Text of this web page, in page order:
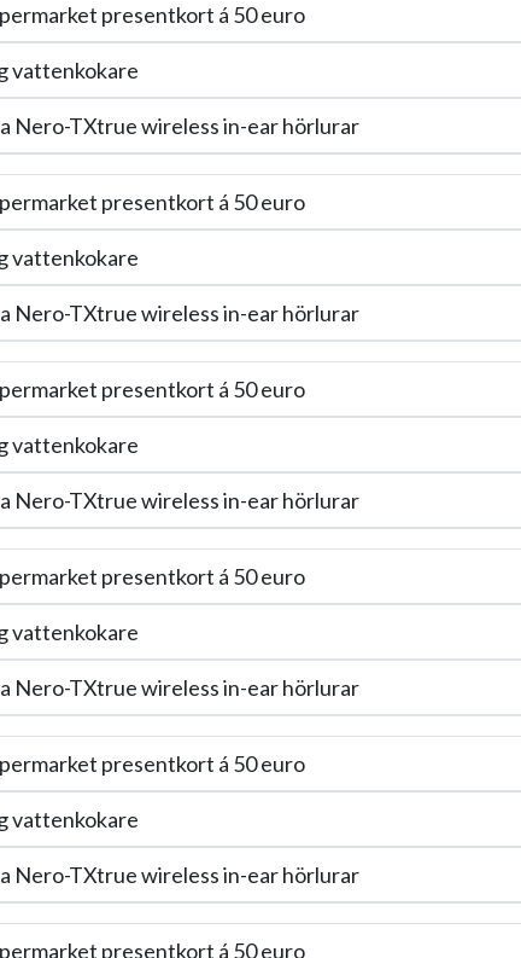
presentkort á 50 euro
vattenkokare
Nero-TXtrue wireless in-ear hörlurar
presentkort á 50 euro
vattenkokare
Nero-TXtrue wireless in-ear hörlurar
presentkort á 50 euro
vattenkokare
Nero-TXtrue wireless in-ear hörlurar
presentkort á 50 euro
vattenkokare
Nero-TXtrue wireless in-ear hörlurar
presentkort á 50 euro
vattenkokare
Nero-TXtrue wireless in-ear hörlurar
presentkort á 50 euro